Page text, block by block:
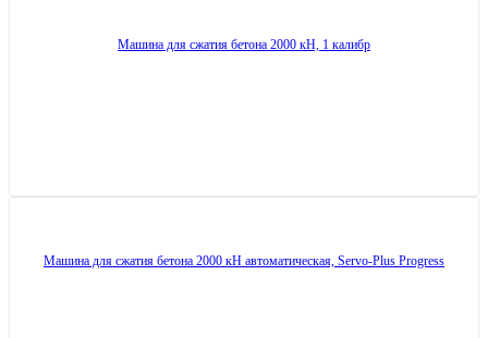
Машина для сжатия бетона 2000 кН, 1 калибр
Машина для сжатия бетона 2000 кН автоматическая, Servo-Plus Progress